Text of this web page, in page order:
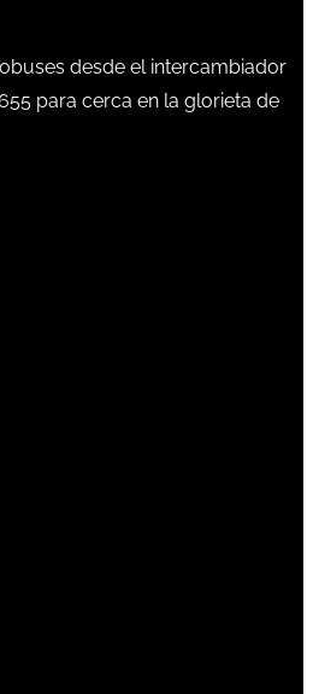
desde el intercambiador
para cerca en la glorieta de